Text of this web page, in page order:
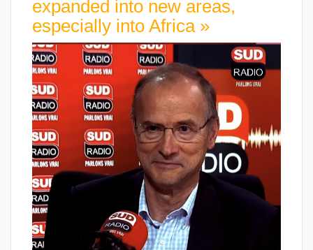
expanded into new areas,
especially into Africa »